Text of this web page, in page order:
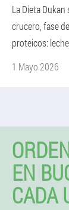
La Dieta
crucero, fase
proteicos:
1 Mayo 2026
EN
CADA